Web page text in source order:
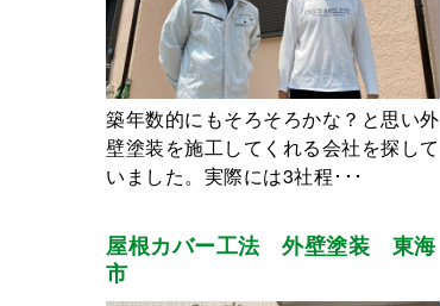
築年数的にもそろそろかな？と思い外
壁塗装を施工してくれる会社を探して
いました。実際には3社程･･･
屋根カバー工法 外壁塗装 東海
市